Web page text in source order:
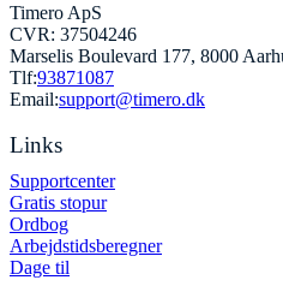
Timero ApS
CVR: 37504246
Marselis Boulevard 177, 8000
Tlf:93871087
Email:support@timero.dk
Links
Supportcenter
Gratis stopur
Ordbog
Arbejdstidsberegner
Dage til